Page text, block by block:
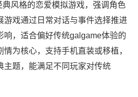
风格的恋爱模拟游戏，强调角色
游戏通过日常对话与事件选择推进
响，适合偏好传统galgame体验的
为核心，支持手机直装或移植，
主题，能满足不同玩家对传统